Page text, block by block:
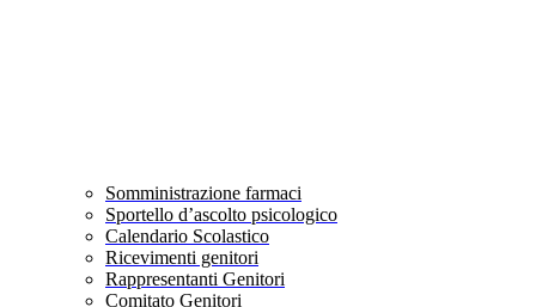
Somministrazione farmaci
Sportello d’ascolto psicologico
Calendario Scolastico
Ricevimenti genitori
Rappresentanti Genitori
Comitato Genitori